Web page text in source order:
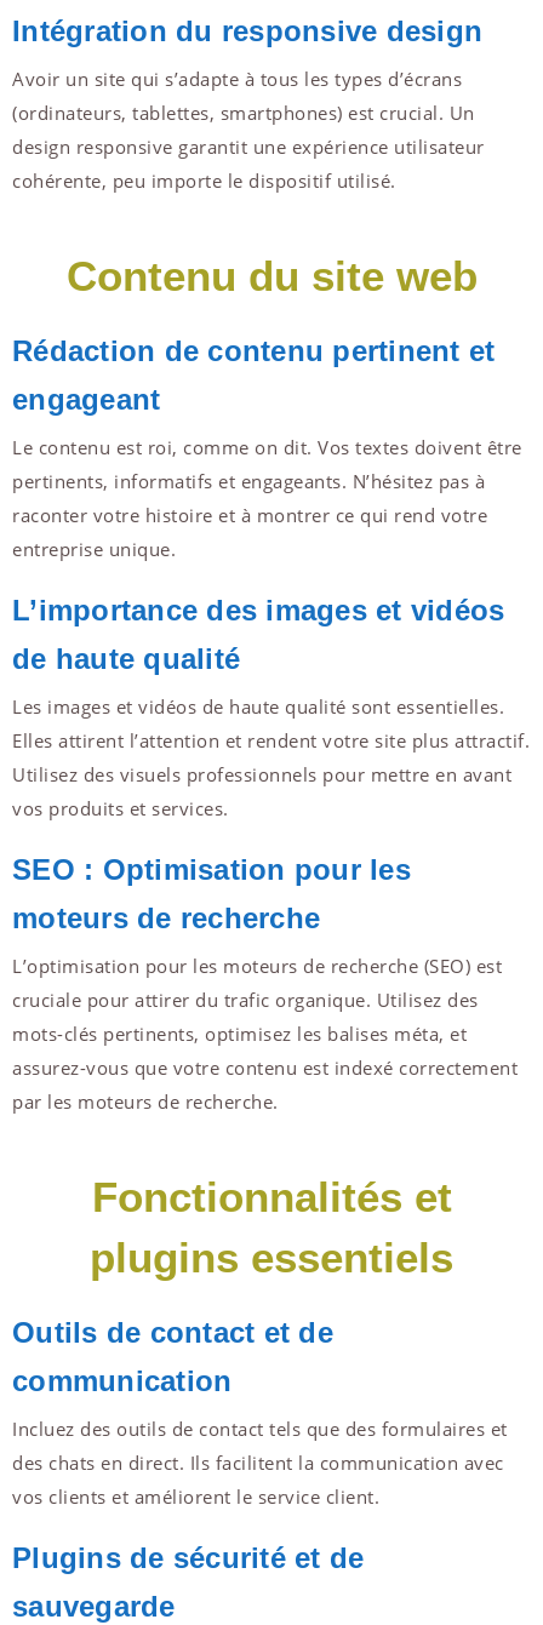
Intégration du responsive design
Avoir un site qui s’adapte à tous les types d’écrans
(ordinateurs, tablettes, smartphones) est crucial. Un
design responsive garantit une expérience utilisateur
cohérente, peu importe le dispositif utilisé.
Contenu du site web
Rédaction de contenu pertinent et
engageant
Le contenu est roi, comme on dit. Vos textes doivent être
pertinents, informatifs et engageants. N’hésitez pas à
raconter votre histoire et à montrer ce qui rend votre
entreprise unique.
L’importance des images et vidéos
de haute qualité
Les images et vidéos de haute qualité sont essentielles.
Elles attirent l’attention et rendent votre site plus attractif.
Utilisez des visuels professionnels pour mettre en avant
vos produits et services.
SEO : Optimisation pour les
moteurs de recherche
L’optimisation pour les moteurs de recherche (SEO) est
cruciale pour attirer du trafic organique. Utilisez des
mots-clés pertinents, optimisez les balises méta, et
assurez-vous que votre contenu est indexé correctement
par les moteurs de recherche.
Fonctionnalités et
plugins essentiels
Outils de contact et de
communication
Incluez des outils de contact tels que des formulaires et
des chats en direct. Ils facilitent la communication avec
vos clients et améliorent le service client.
Plugins de sécurité et de
sauvegarde